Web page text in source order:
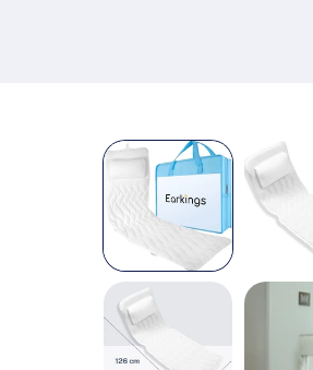
productinformatie